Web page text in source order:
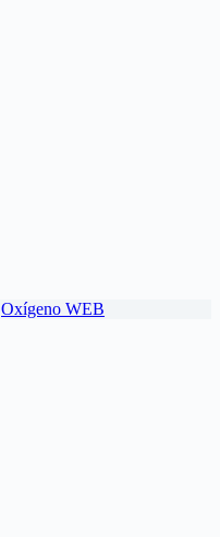
Oxígeno WEB